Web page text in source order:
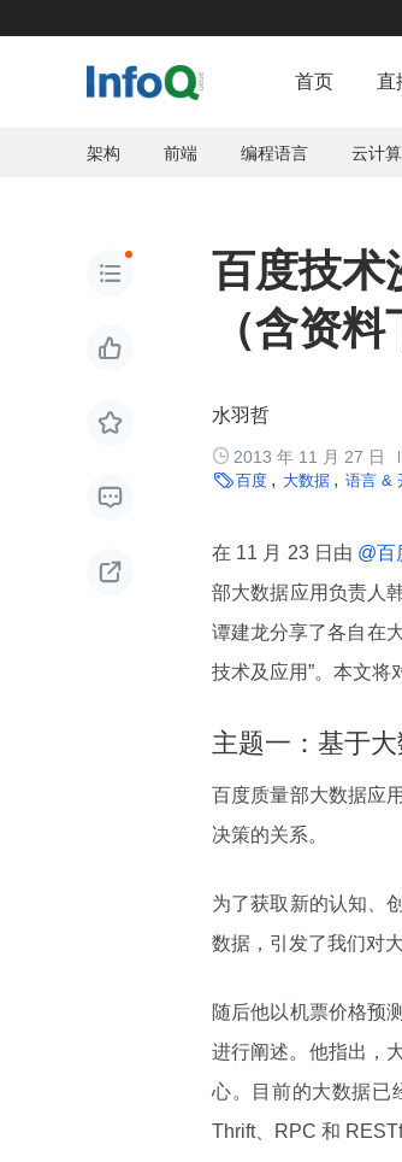
首页 直
架构 前端 编程语言 云计算





百度技术
（含资料
水羽哲
 2013 年 11 月 27 日
百度 大数据 语言 &
在 11 月 23 日由 @百
部大数据应用负责人
谭建龙分享了各自在
技术及应用”。本文将
主题一：基于
百度质量部大数据应
决策的关系。
为了获取新的认知、
数据，引发了我们对
随后他以机票价格预
进行阐述。他指出，
心。目前的大数据已
Thrift、RPC 和